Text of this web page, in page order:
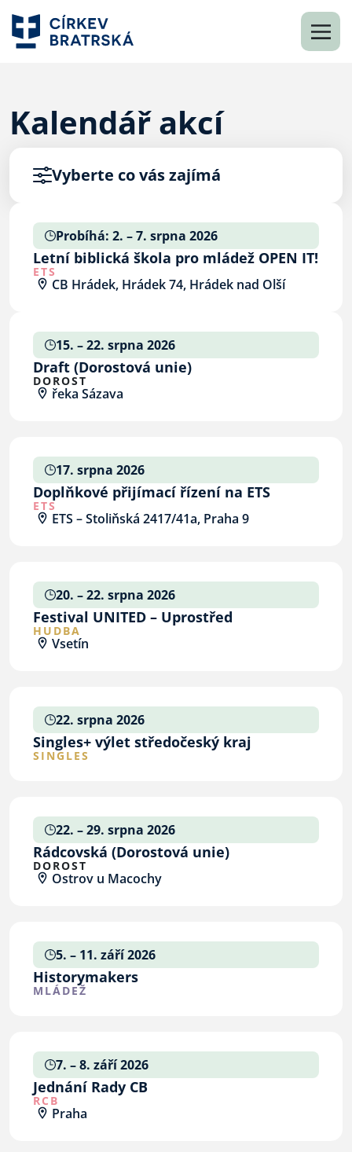
Kalendář akcí
Vyberte co vás zajímá
Probíhá: 2. – 7. srpna 2026
Letní biblická škola pro mládež OPEN IT!
ETS
CB Hrádek, Hrádek 74, Hrádek nad Olší
15. – 22. srpna 2026
Draft (Dorostová unie)
DOROST
řeka Sázava
17. srpna 2026
Doplňkové přijímací řízení na ETS
ETS
ETS – Stoliňská 2417/41a, Praha 9
20. – 22. srpna 2026
Festival UNITED – Uprostřed
HUDBA
Vsetín
22. srpna 2026
Singles+ výlet středočeský kraj
SINGLES
22. – 29. srpna 2026
Rádcovská (Dorostová unie)
DOROST
Ostrov u Macochy
5. – 11. září 2026
Historymakers
MLÁDEŽ
7. – 8. září 2026
Jednání Rady CB
RCB
Praha